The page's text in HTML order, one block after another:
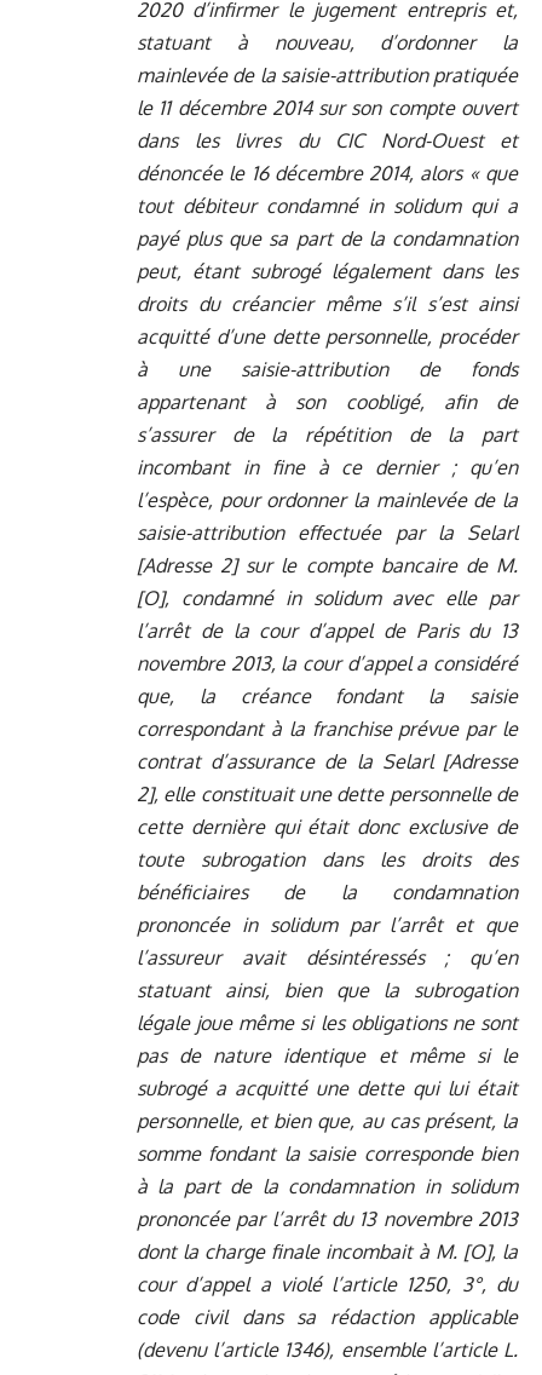
2020 d’infirmer le jugement entrepris et,
statuant à nouveau, d’ordonner la
mainlevée de la saisie-attribution pratiquée
le 11 décembre 2014 sur son compte ouvert
dans les livres du CIC Nord-Ouest et
dénoncée le 16 décembre 2014, alors « que
tout débiteur condamné in solidum qui a
payé plus que sa part de la condamnation
peut, étant subrogé légalement dans les
droits du créancier même s’il s’est ainsi
acquitté d’une dette personnelle, procéder
à une saisie-attribution de fonds
appartenant à son coobligé, afin de
s’assurer de la répétition de la part
incombant in fine à ce dernier ; qu’en
l’espèce, pour ordonner la mainlevée de la
saisie-attribution effectuée par la Selarl
[Adresse 2] sur le compte bancaire de M.
[O], condamné in solidum avec elle par
l’arrêt de la cour d’appel de Paris du 13
novembre 2013, la cour d’appel a considéré
que, la créance fondant la saisie
correspondant à la franchise prévue par le
contrat d’assurance de la Selarl [Adresse
2], elle constituait une dette personnelle de
cette dernière qui était donc exclusive de
toute subrogation dans les droits des
bénéficiaires de la condamnation
prononcée in solidum par l’arrêt et que
l’assureur avait désintéressés ; qu’en
statuant ainsi, bien que la subrogation
légale joue même si les obligations ne sont
pas de nature identique et même si le
subrogé a acquitté une dette qui lui était
personnelle, et bien que, au cas présent, la
somme fondant la saisie corresponde bien
à la part de la condamnation in solidum
prononcée par l’arrêt du 13 novembre 2013
dont la charge finale incombait à M. [O], la
cour d’appel a violé l’article 1250, 3°, du
code civil dans sa rédaction applicable
(devenu l’article 1346), ensemble l’article L.